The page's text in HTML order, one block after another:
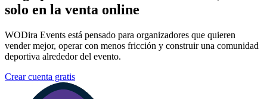
solo en la venta online
WODira Events está pensado para organizadores que quieren
vender mejor, operar con menos fricción y construir una comunidad
deportiva alrededor del evento.
Crear cuenta gratis